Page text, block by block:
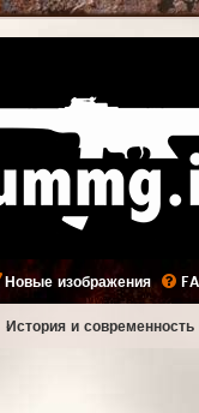
Новые изображения
История и